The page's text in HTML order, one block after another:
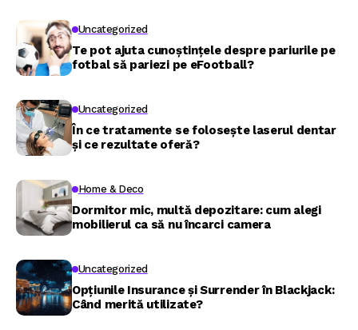
Uncategorized
Te pot ajuta cunoștințele despre pariurile pe
fotbal să pariezi pe eFootball?
Uncategorized
În ce tratamente se folosește laserul dentar
și ce rezultate oferă?
Home & Deco
Dormitor mic, multă depozitare: cum alegi
mobilierul ca să nu încarci camera
Uncategorized
Opțiunile Insurance și Surrender în Blackjack:
Când merită utilizate?